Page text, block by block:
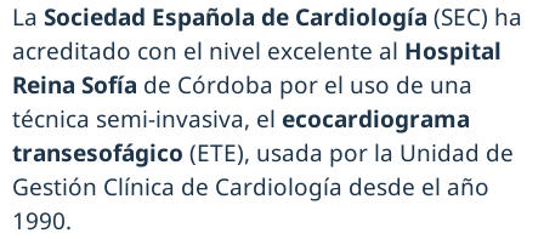
La Sociedad Española de Cardiología (SEC) ha
acreditado con el nivel excelente al Hospital
Reina Sofía de Córdoba por el uso de una
técnica semi-invasiva, el ecocardiograma
transesofágico (ETE), usada por la Unidad de
Gestión Clínica de Cardiología desde el año
1990.